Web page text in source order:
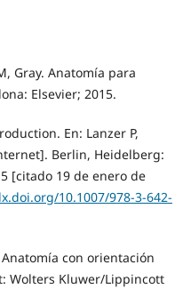
Gray. Anatomía para
Elsevier; 2015.
En: Lanzer P,
Berlin, Heidelberg:
[citado 19 de enero de
10.1007/978-3-642-
Anatomía con orientación
Wolters Kluwer/Lippincott